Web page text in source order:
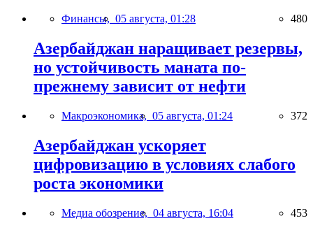
Финансы, 05 августа, 01:28 480
Азербайджан наращивает резервы,
но устойчивость маната по-
прежнему зависит от нефти
Макроэкономика, 05 августа, 01:24 372
Азербайджан ускоряет
цифровизацию в условиях слабого
роста экономики
Медиа обозрение, 04 августа, 16:04 453